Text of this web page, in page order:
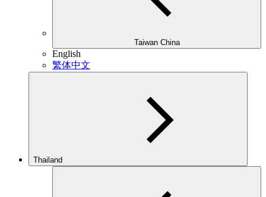
Taiwan China
English
繁体中文
Thailand